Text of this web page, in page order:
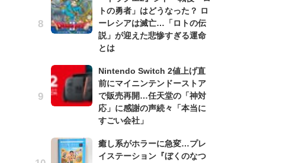
トの勇者」はどうなった？ ロ
ーレシアは滅亡…「ロトの伝
説」が迎えた悲惨すぎる運命
とは
Nintendo Switch 2値上げ直
前にマイニンテンドーストア
で販売再開…任天堂の「神対
応」に感謝の声続々「本当に
すごい会社」
癒し系がホラーに急変…プレ
イステーション『ぼくのなつ